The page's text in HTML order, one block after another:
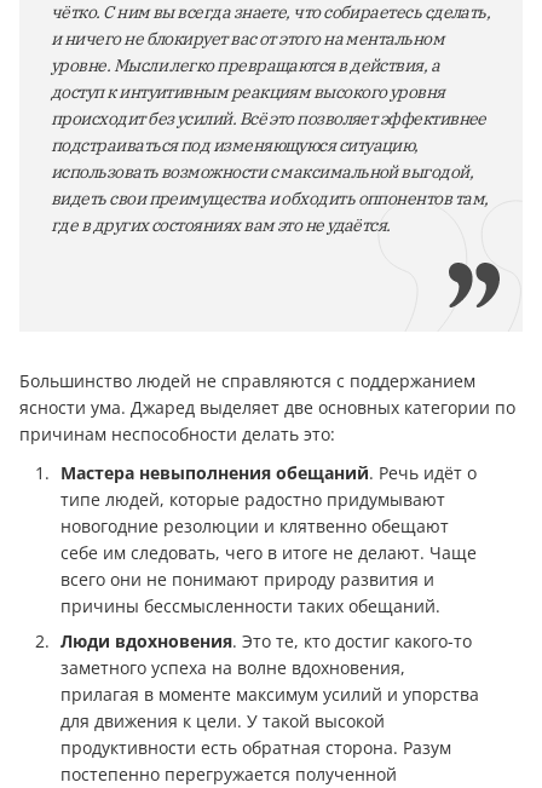
чётко. С ним вы всегда знаете, что собираетесь сделать,
и ничего не блокирует вас от этого на ментальном
уровне. Мысли легко превращаются в действия, а
доступ к интуитивным реакциям высокого уровня
происходит без усилий. Всё это позволяет эффективнее
подстраиваться под изменяющуюся ситуацию,
использовать возможности с максимальной выгодой,
видеть свои преимущества и обходить оппонентов там,
где в других состояниях вам это не удаётся.
Большинство людей не справляются с поддержанием
ясности ума. Джаред выделяет две основных категории по
причинам неспособности делать это:
Мастера невыполнения обещаний. Речь идёт о
типе людей, которые радостно придумывают
новогодние резолюции и клятвенно обещают
себе им следовать, чего в итоге не делают. Чаще
всего они не понимают природу развития и
причины бессмысленности таких обещаний.
Люди вдохновения. Это те, кто достиг какого-то
заметного успеха на волне вдохновения,
прилагая в моменте максимум усилий и упорства
для движения к цели. У такой высокой
продуктивности есть обратная сторона. Разум
постепенно перегружается полученной